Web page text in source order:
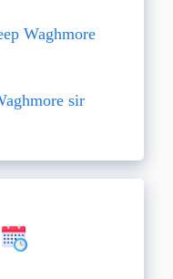
Waghmore
sir